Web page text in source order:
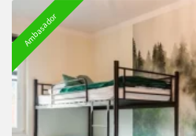
Ambasador